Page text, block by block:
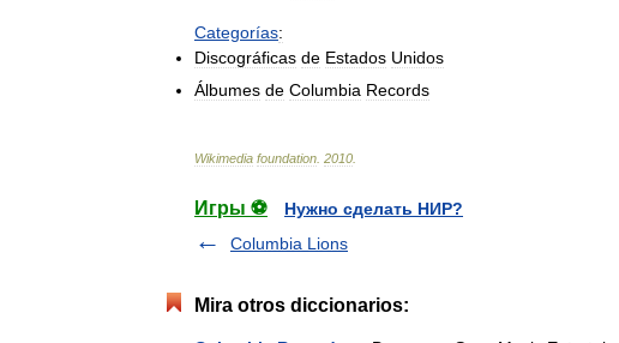
Categorías:
Discográficas de Estados Unidos
Álbumes de Columbia Records
Wikimedia foundation 2010
Игры ⚽
Нужно сделать НИР?
Columbia Lions
Mira otros diccionarios: